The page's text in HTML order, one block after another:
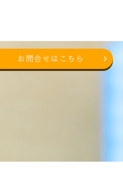
お問合せはこちら